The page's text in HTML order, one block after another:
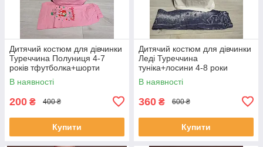
Дитячий костюм для дівчинки
Туреччина Полуниця 4-7
років тфутболка+шорти
рожева бавовна
В наявності
200 ₴ 400 ₴
Купити
Дитячий костюм для дівчинки
Леді Туреччина
туніка+лосини 4-8 роки
В наявності
360 ₴ 600 ₴
Купити